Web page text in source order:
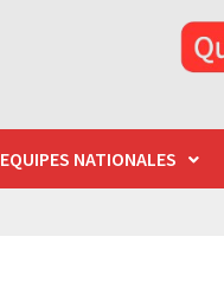
EQUIPES NATIONALES